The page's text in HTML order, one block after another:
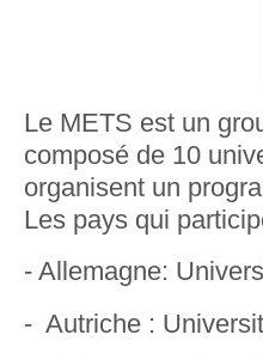
Le METS est un
composé de 10
organisent un
Les pays qui
- Allemagne:
- Autriche :